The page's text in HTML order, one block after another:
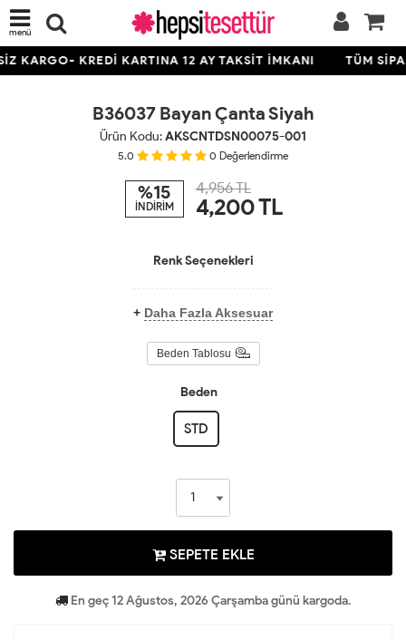
menü
KARGO- KREDİ KARTINA 12 AY TAKSİT İMKANI TÜM
B36037 Bayan Çanta Siyah
Ürün Kodu:AKSCNTDSN00075-001
5.0 0 Değerlendirme
%15
İNDİRİM
4,956 TL
4,200TL
Renk Seçenekleri
+ Daha Fazla Aksesuar
Beden Tablosu
Beden
STD
SEPETE EKLE
En geç 12 Ağustos, 2026 Çarşamba günü kargoda.